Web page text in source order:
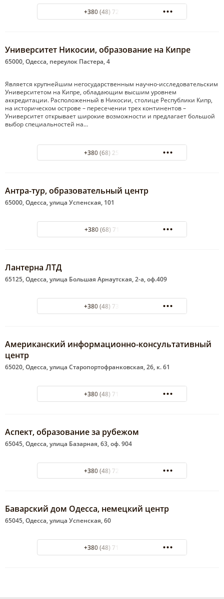
+380 (48) 723-40-80
Университет Никосии, образование на Кипре
65000, Одесса, переулок Пастера, 4
Является крупнейшим негосударственным научно-исследовательским
Университетом на Кипре, обладающим высшим уровнем
аккредитации. Расположенный в Никосии, столице Республики Кипр,
на историческом острове – пересечении трех континентов –
Университет открывает широкие возможности и предлагает большой
выбор специальностей на…
+380 (68) 252-18-79
Антра-тур, образовательный центр
65000, Одесса, улица Успенская, 101
+380 (68) 717 04 40
Лантерна ЛТД
65125, Одесса, улица Большая Арнаутская, 2-а, оф.409
+380 (48) 730-53-95
Американский информационно-консультативный
центр
65020, Одесса, улица Старопортофранковская, 26, к. 61
+380 (48) 715-56-93
Аспект, образование за рубежом
65045, Одесса, улица Базарная, 63, оф. 904
+380 (48) 728-43-45
Баварский дом Одесса, немецкий центр
65045, Одесса, улица Успенская, 60
+380 (48) 715-01-20